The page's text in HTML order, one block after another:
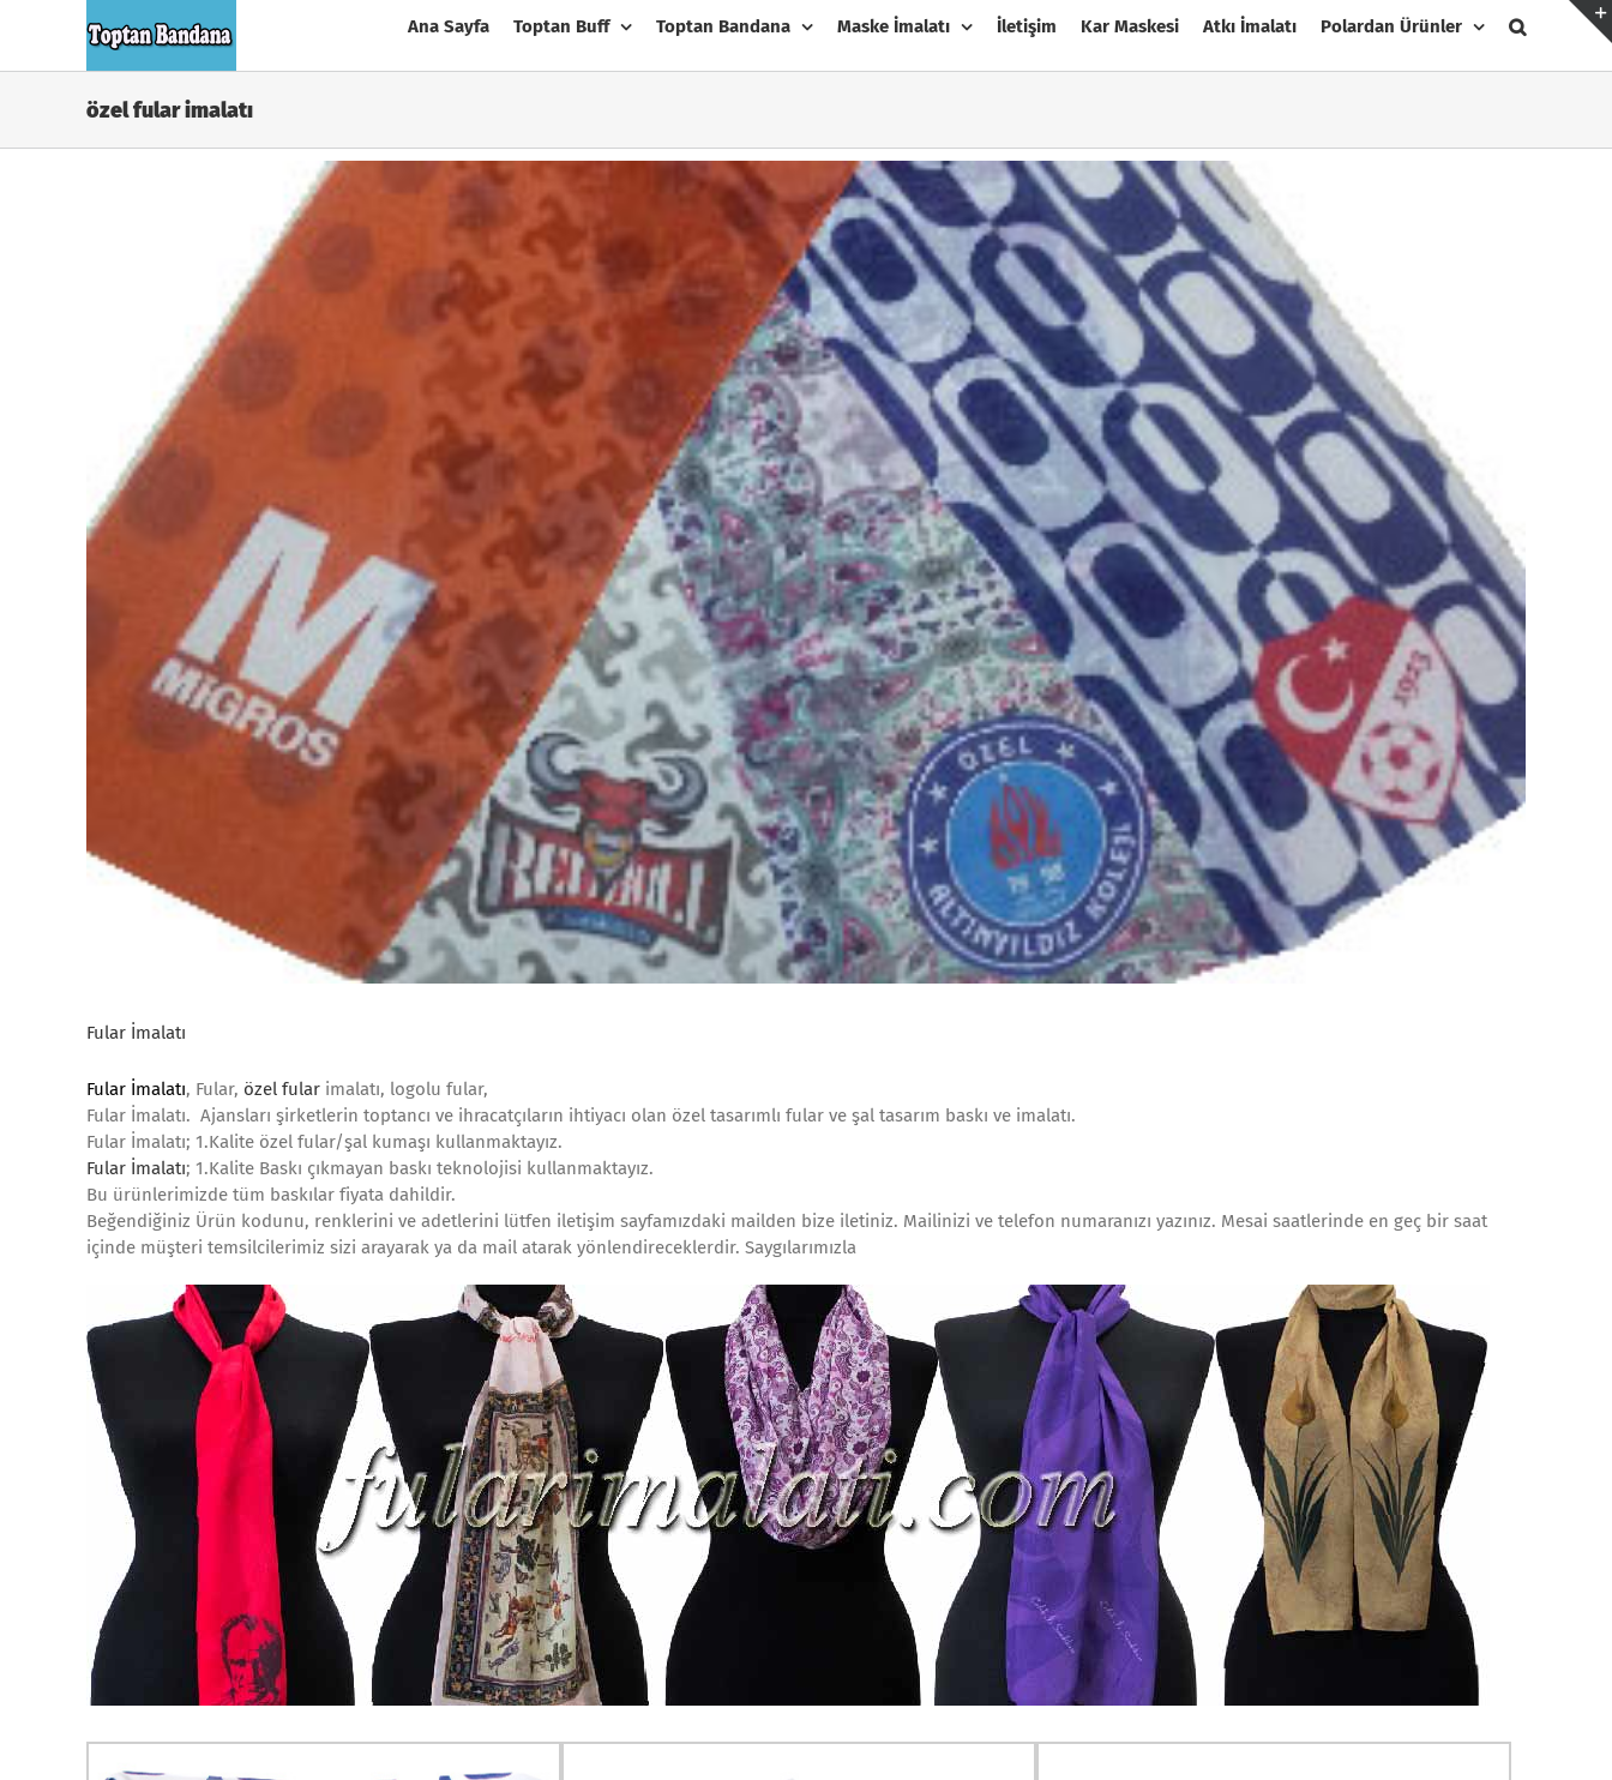
Ana Sayfa Toptan Buff Toptan Bandana Maske İmalatı İletişim Kar Maskesi Atkı İmalatı Polardan Ürünler
özel fular imalatı
Fular İmalatı
Fular İmalatı, Fular, özel fular imalatı, logolu fular,
Fular İmalatı. Ajansları şirketlerin toptancı ve ihracatçıların ihtiyacı olan özel tasarımlı fular ve şal tasarım baskı ve imalatı.
Fular İmalatı; 1.Kalite özel fular/şal kumaşı kullanmaktayız.
Fular İmalatı; 1.Kalite Baskı çıkmayan baskı teknolojisi kullanmaktayız.
Bu ürünlerimizde tüm baskılar fiyata dahildir.
Beğendiğiniz Ürün kodunu, renklerini ve adetlerini lütfen iletişim sayfamızdaki mailden bize iletiniz. Mailinizi ve telefon numaranızı yazınız. Mesai saatlerinde en geç bir saat
içinde müşteri temsilcilerimiz sizi arayarak ya da mail atarak yönlendireceklerdir. Saygılarımızla